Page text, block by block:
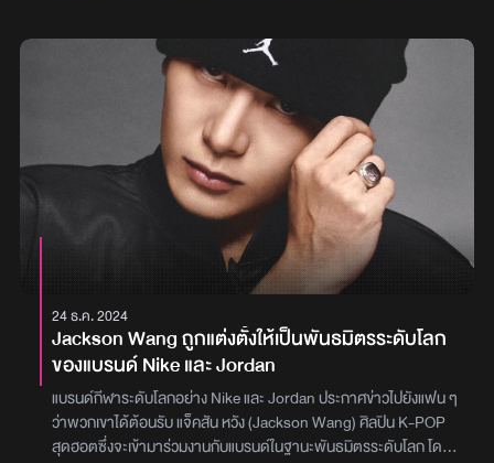
PresentsJackson WangMagic Man XR Live World Premier”
สำหรับโชว์พิเศษในครั้งนี้ทำเอาตื่นตาตื่นใจสุด ๆ เพราะ “แจ็คสัน หวัง”
มาพร้อมกับ 2 เพลงใหม่จากอัลบั้ม ‘MAGIC MAN’ ที่กำลังจะเตรียม
ปล่อยให้แฟน ๆ ได้ฟังกันในวันที่ 9 กันยายนนี้ ทั้งเพลง “Champagne
Cool” และ “Cruel” พร้อมลีลาการเต้นบนเวทีสุดพริ้วที่จัดมาให้แฟน ๆ
ได้ชมกันโดยเฉพาะ นอกจากนี้ทางรายการ “The Voice All Stars” ยัง
มอบของขวัญสุดพิเศษ ชุดมวยไทยสีดำขลิบทองสุดเท่ พร้อมปักอักษร
ภาษาไทยคำว่า ‘เมจิกแมน’ และ ‘ทีมหวัง’ ให้กับ “Jackson Wang” อีก
ด้วย ภาพ : The Voice Thailand
24 ธ.ค. 2024
Jackson Wang ถูกแต่งตั้งให้เป็นพันธมิตรระดับโลก
ของแบรนด์ Nike และ Jordan
แบรนด์กีฬาระดับโลกอย่าง Nike และ Jordan ประกาศข่าวไปยังแฟน ๆ
ว่าพวกเขาได้ต้อนรับ แจ็คสัน หวัง (Jackson Wang) ศิลปิน K-POP
สุดฮอตซึ่งจะเข้ามาร่วมงานกับแบรนด์ในฐานะพันธมิตรระดับโลก โดย